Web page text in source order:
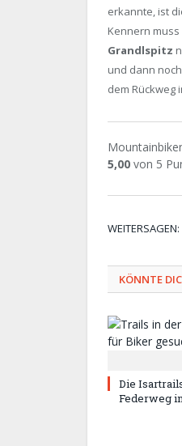
erkannte, ist
Kennern
Grandlspitz
und dann
dem Rückweg
5,00 von 5
WEITERSAGEN:
KÖNNTE
Die
Federweg